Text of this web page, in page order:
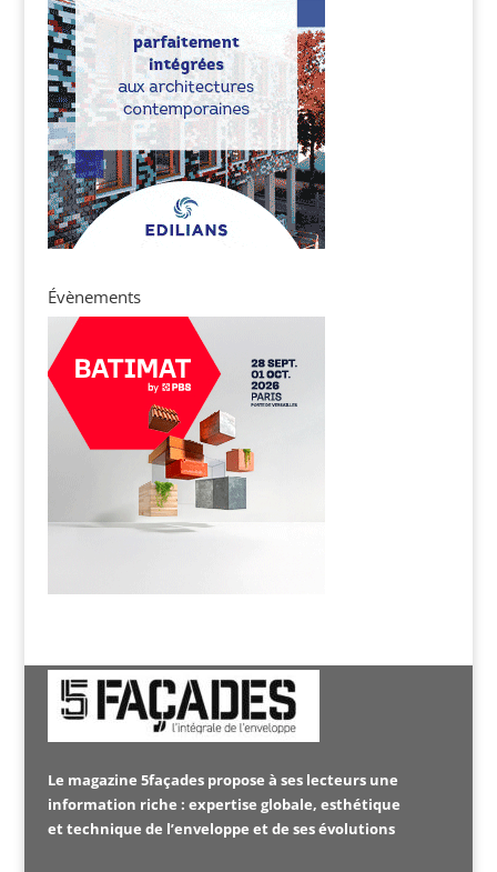
Évènements
Le magazine 5façades propose à ses lecteurs une
information riche : expertise globale, esthétique
et technique de l’enveloppe et de ses évolutions